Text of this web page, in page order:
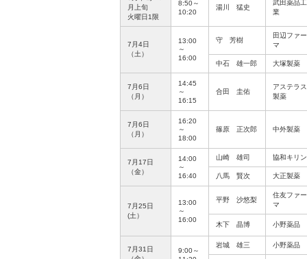
月上旬
火曜日1限
8:50～
10:20
湯川 猛史
武田薬品工
業
7月4日
（土）
13:00
～
16:00
守 芳樹
田辺ファー
マ
中石 雄一郎
大塚製薬
7月6日
（月）
14:45
～
16:15
合田 圭佑
アステラス
製薬
7月6日
（月）
16:20
～
18:00
篠原 正次郎 中外製薬
7月17日
（金）
14:00
～
16:40
山崎 雄司 協和キリン
八馬 賢次
大正製薬
7月25日
(土）
13:00
～
16:00
平野 沙悠梨
住友ファー
マ
木下 晶博
小野薬品
7月31日
9:00～
岩城 雄三 小野薬品